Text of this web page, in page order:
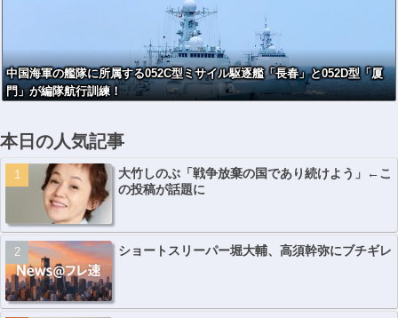
ｗｗｗｗｗｗｗ
い」→美スタイ
ルに騒然「グラ
ブよりお顔が小
さい」
て阻止を」！
中国海軍の艦隊に所属する052C型ミサイル駆逐艦「長春」と052D型「厦
門」が編隊航行訓練！
本日の人気記事
大竹しのぶ「戦争放棄の国であり続けよう」←こ
の投稿が話題に
ショートスリーパー堀大輔、高須幹弥にブチギレ